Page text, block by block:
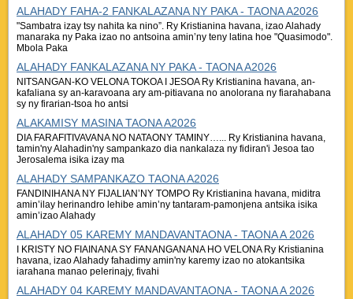
ALAHADY FAHA-2 FANKALAZANA NY PAKA - TAONA A2026
"Sambatra izay tsy nahita ka nino”. Ry Kristianina havana, izao Alahady
manaraka ny Paka izao no antsoina amin’ny teny latina hoe "Quasimodo".
Mbola Paka
ALAHADY FANKALAZANA NY PAKA - TAONA A2026
NITSANGAN-KO VELONA TOKOA I JESOA Ry Kristianina havana, an-
kafaliana sy an-karavoana ary am-pitiavana no anolorana ny fiarahabana
sy ny firarian-tsoa ho antsi
ALAKAMISY MASINA TAONA A2026
DIA FARAFITIVAVANA NO NATAONY TAMINY…... Ry Kristianina havana,
tamin'ny Alahadin'ny sampankazo dia nankalaza ny fidiran'i Jesoa tao
Jerosalema isika izay ma
ALAHADY SAMPANKAZO TAONA A2026
FANDINIHANA NY FIJALIAN’NY TOMPO Ry Kristianina havana, miditra
amin’ilay herinandro lehibe amin’ny tantaram-pamonjena antsika isika
amin’izao Alahady
ALAHADY 05 KAREMY MANDAVANTAONA - TAONA A 2026
I KRISTY NO FIAINANA SY FANANGANANA HO VELONA Ry Kristianina
havana, izao Alahady fahadimy amin'ny karemy izao no atokantsika
iarahana manao pelerinajy, fivahi
ALAHADY 04 KAREMY MANDAVANTAONA - TAONA A 2026